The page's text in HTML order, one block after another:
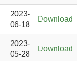
2023-
06-18
Download
2023-
05-28
Download